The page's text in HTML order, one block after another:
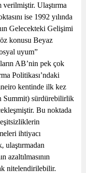
verilmiştir. Ulaştırma
ise 1992 yılında
Gelecekteki Gelişimi
konusu Beyaz
uyum”
AB’nin pek çok
Politikası’ndaki
kentinde ilk kez
Summit) sürdürebilirlik
Bu noktada
ihtiyacı
ulaştırmadan
azaltılmasının
nitelendirilebilir.